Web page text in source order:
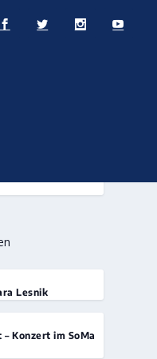
Lesnik
Konzert im SoMa